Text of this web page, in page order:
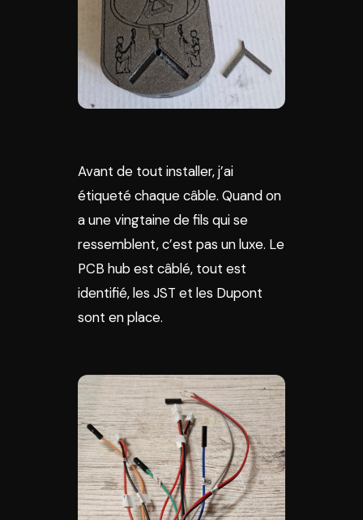
Avant de tout installer, j’ai
étiqueté chaque câble. Quand on
a une vingtaine de fils qui se
ressemblent, c’est pas un luxe. Le
PCB hub est câblé, tout est
identifié, les JST et les Dupont
sont en place.